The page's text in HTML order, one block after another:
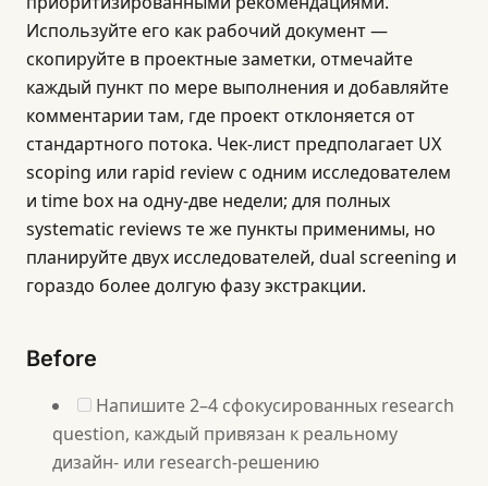
Используйте его как рабочий документ —
скопируйте в проектные заметки, отмечайте
каждый пункт по мере выполнения и добавляйте
комментарии там, где проект отклоняется от
стандартного потока. Чек-лист предполагает UX
scoping или rapid review с одним исследователем
и time box на одну-две недели; для полных
systematic reviews те же пункты применимы, но
планируйте двух исследователей, dual screening и
гораздо более долгую фазу экстракции.
Before
Напишите 2–4 сфокусированных research
question, каждый привязан к реальному
дизайн- или research-решению